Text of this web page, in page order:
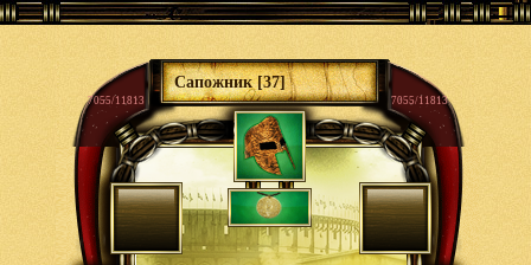
Сапожник [37]
7055/11813 7055/11813